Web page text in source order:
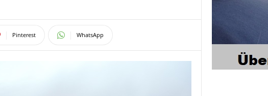
Pinterest WhatsApp